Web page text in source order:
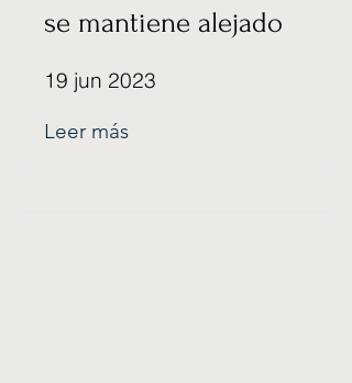
se mantiene alejado
19 jun 2023
Leer más